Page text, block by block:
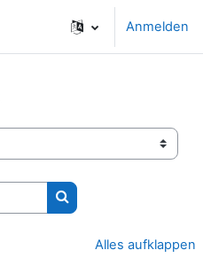
Anmelden
Kurse suchen
Alles aufklappen